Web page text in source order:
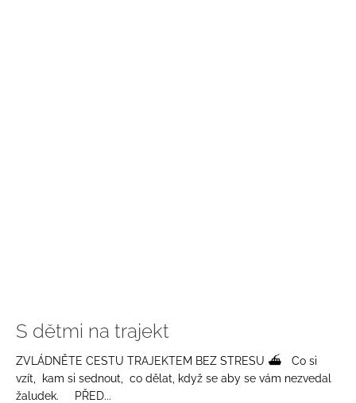
S dětmi na trajekt
ZVLÁDNĚTE CESTU TRAJEKTEM BEZ STRESU ⛴️ Co si
vzít, kam si sednout, co dělat, když se aby se vám nezvedal
žaludek. PŘED...